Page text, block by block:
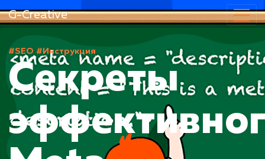
G-Creative
#SEO #Инструкция
Секреты